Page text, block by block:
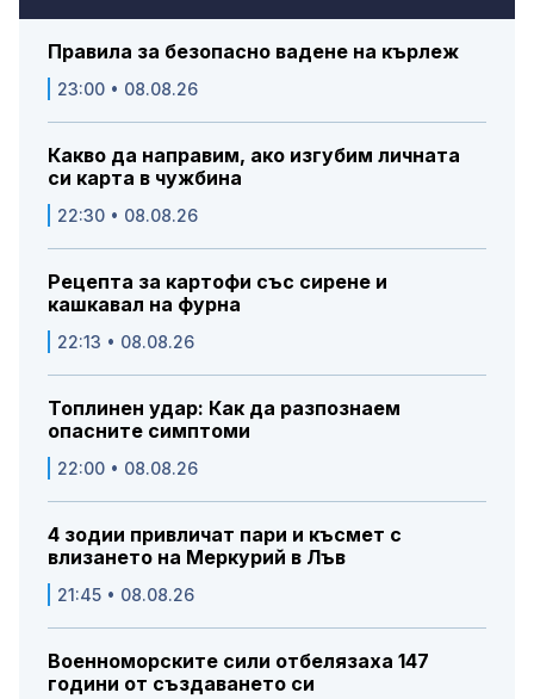
Правила за безопасно вадене на кърлеж
23:00 • 08.08.26
Какво да направим, ако изгубим личната
си карта в чужбина
22:30 • 08.08.26
Рецепта за картофи със сирене и
кашкавал на фурна
22:13 • 08.08.26
Топлинен удар: Как да разпознаем
опасните симптоми
22:00 • 08.08.26
4 зодии привличат пари и късмет с
влизането на Меркурий в Лъв
21:45 • 08.08.26
Военноморските сили отбелязаха 147
години от създаването си